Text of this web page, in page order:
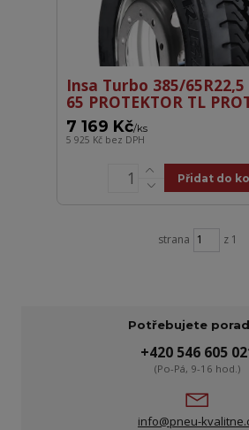
Insa Turbo 385/65R22,5
65 PROTEKTOR TL
7 169 Kč/ks
5 925 Kč bez DPH
Přidat do
strana z 1
Potřebujete
+420 546 605
(Po-Pá, 9-16 hod.)
info@pneu-